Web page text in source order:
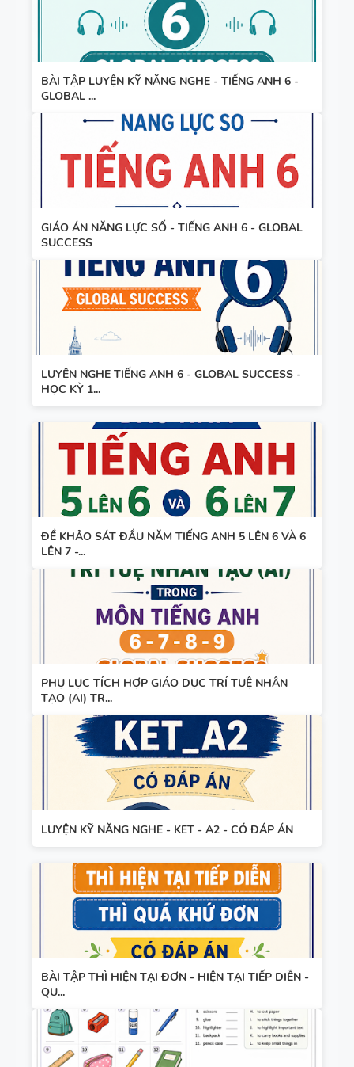
BÀI TẬP LUYỆN KỸ NĂNG NGHE - TIẾNG ANH 6 -
GLOBAL ...
GIÁO ÁN NĂNG LỰC SỐ - TIẾNG ANH 6 - GLOBAL
SUCCESS
LUYỆN NGHE TIẾNG ANH 6 - GLOBAL SUCCESS -
HỌC KỲ 1...
ĐỀ KHẢO SÁT ĐẦU NĂM TIẾNG ANH 5 LÊN 6 VÀ 6
LÊN 7 -...
PHỤ LỤC TÍCH HỢP GIÁO DỤC TRÍ TUỆ NHÂN
TẠO (AI) TR...
LUYỆN KỸ NĂNG NGHE - KET - A2 - CÓ ĐÁP ÁN
BÀI TẬP THÌ HIỆN TẠI ĐƠN - HIỆN TẠI TIẾP DIỄN -
QU...